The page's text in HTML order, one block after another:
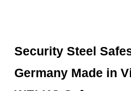
Security Steel
Germany Made in